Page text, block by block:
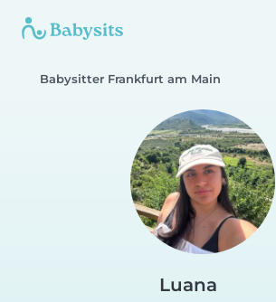
Babysitter Frankfurt am Main
Luana